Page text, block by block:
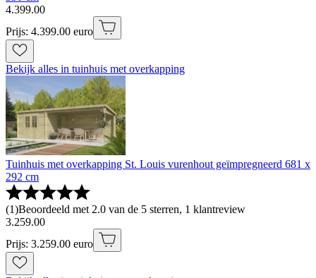
4.399.00
Prijs: 4.399.00 euro
Bekijk alles in tuinhuis met overkapping
Tuinhuis met overkapping St. Louis vurenhout geïmpregneerd 681 x
292 cm
(1)Beoordeeld met 2.0 van de 5 sterren, 1 klantreview
3.259.00
Prijs: 3.259.00 euro